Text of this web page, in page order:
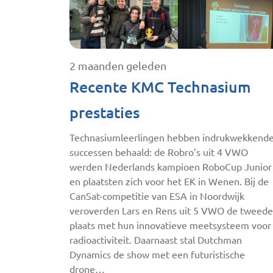
2 maanden geleden
Recente KMC Technasium
prestaties
Technasiumleerlingen hebben
successen behaald: de Robro’s uit 4 VWO
werden Nederlands kampioen RoboCup Junior
en plaatsten zich voor het EK in Wenen. Bij de
CanSat-competitie van ESA in Noordwijk
veroverden Lars en Rens uit 5 VWO de tweede
plaats met hun innovatieve meetsysteem voor
radioactiviteit. Daarnaast stal Dutchman
Dynamics de show met een futuristische
drone…